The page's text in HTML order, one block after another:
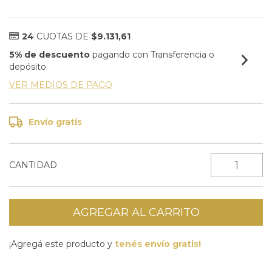
24 CUOTAS DE $9.131,61
5% de descuento pagando con Transferencia o
depósito
VER MEDIOS DE PAGO
Envío gratis
CANTIDAD
¡Agregá este producto y tenés envío gratis!